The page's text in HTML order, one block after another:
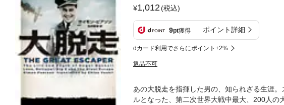
1,012(税込)
9pt獲得 ポイント詳細
dカード利用でさらにポイント+2%
返品不可
あの大脱走を指揮した男の、知られざる生涯
ルとなった、第二次世界大戦中最大、200人の